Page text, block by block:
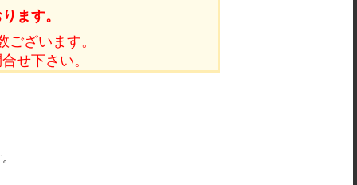
ます。
ざいます。
せ下さい。